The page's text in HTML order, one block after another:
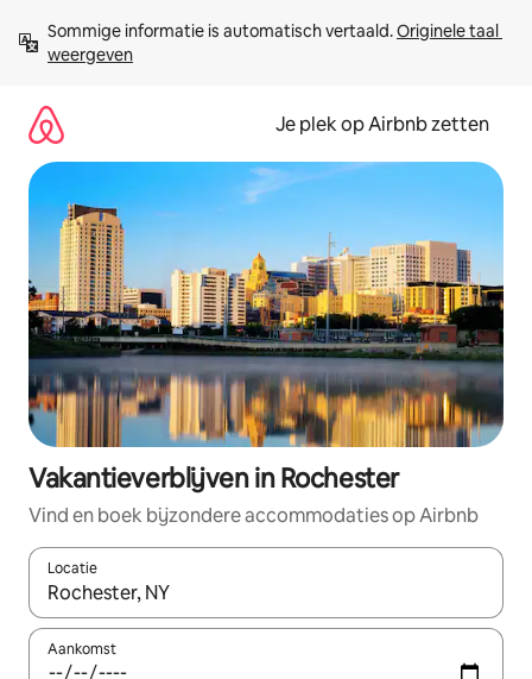
direct
naar
Sommige informatie is automatisch vertaald. Originele taal
weergeven
Je plek op Airbnb zetten
Vakantieverblijven in Rochester
Vind en boek bijzondere accommodaties op Airbnb
Locatie
Wanneer er resultaten beschikbaar zijn, maak je een keuze
Aankomst